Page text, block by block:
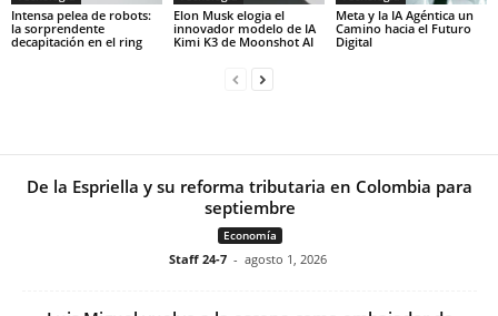
Intensa pelea de robots:
la sorprendente
decapitación en el ring
Elon Musk elogia el
innovador modelo de IA
Kimi K3 de Moonshot AI
Meta y la IA Agéntica un
Camino hacia el Futuro
Digital
De la Espriella y su reforma tributaria en Colombia para
septiembre
Economía
Staff 24-7 - agosto 1, 2026